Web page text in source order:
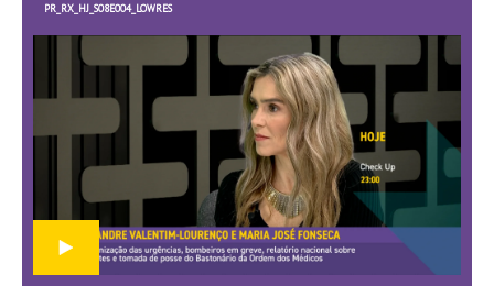
PR_RX_HJ_S08E004_LOWRES